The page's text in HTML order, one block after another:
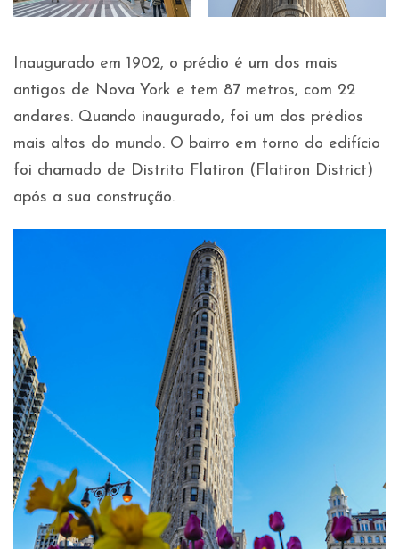
Inaugurado em 1902, o prédio é um dos mais
antigos de Nova York e tem 87 metros, com 22
andares. Quando inaugurado, foi um dos prédios
mais altos do mundo. O bairro em torno do edifício
foi chamado de Distrito Flatiron (Flatiron District)
após a sua construção.